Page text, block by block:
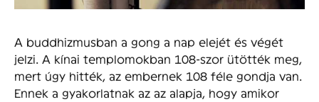
A buddhizmusban a gong a nap elejét és végét
jelzi. A kínai templomokban 108-szor ütötték meg,
mert úgy hitték, az embernek 108 féle gondja van.
Ennek a gyakorlatnak az az alapja, hogy amikor